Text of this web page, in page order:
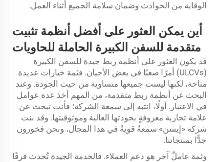
الوقاية من الحوادث وضمان سلامة الجميع أثناء العمل.
أين يمكن العثور على أفضل أنظمة تثبيت
متقدمة للسفن الكبيرة الحاملة للحاويات
قد يكون العثور على أنظمة ربط جيدة للسفن الكبيرة
(ULCVs) أمرًا صعبًا في بعض الأحيان. فثمة خيارات عديدة
متاحة، لكنها ليست جميعها متساوية من حيث الجودة. وعند
البحث عن أنظمة ربط متقدمة، من المهم أخذ عدة عوامل
في الاعتبار. أولًا، انتبه إلى سمعة الشركة؛ فأنت تبحث عن
علامة تجارية معروفةٍ بجودتها العالية وموثوقيتها. وقد بنت
شركة «إيسن» سمعةً قويةً في هذا المجال، ونحن فخورون
جدًّا بمنتجاتنا.
وثمة عاملٌ آخر هو دعم العملاء. فالخدمة الجيدة تُحدث فرقًا